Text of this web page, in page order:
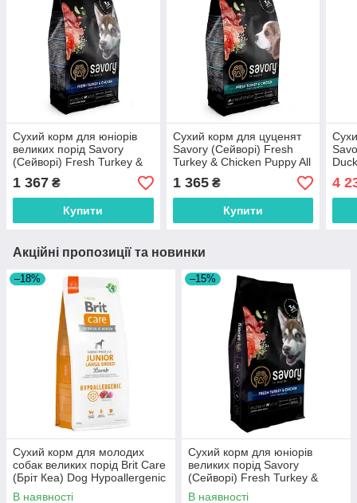
Сухий корм для юніорів
великих порід Savory
(Cейворi) Fresh Turkey &
Сhicken Junior Large
Breeds зі свіжою індичкою
та куркою 3 кг
1 367 ₴
Купити
Сухий корм для цуценят
Savory (Сейворi) Fresh
Turkey & Сhicken Puppy All
Breeds зі свіжою індичкою
та куркою 3 кг
1 365₴
Купити
4
Акційні пропозиції та новинки
–18%
Сухий корм для молодих
собак великих порід Brit Care
(Бріт Кеа) Dog Hypoallergenic
Junior Large Breed з ягням 12
В наявності
–15%
Сухий корм для юніорів
великих порід Savory
(Cейворi) Fresh Turkey &
Сhicken Junior Large Breeds
В наявності